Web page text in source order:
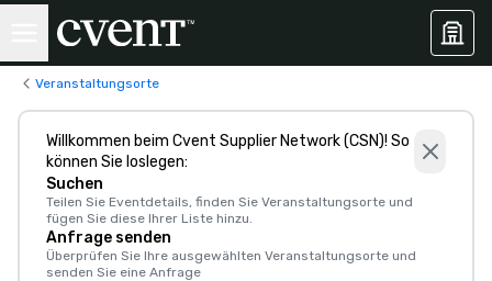
Veranstaltungsorte
Willkommen beim Cvent Supplier Network (CSN)! So
können Sie loslegen:
Suchen
Teilen Sie Eventdetails, finden Sie Veranstaltungsorte und
fügen Sie diese Ihrer Liste hinzu.
Anfrage senden
Überprüfen Sie Ihre ausgewählten Veranstaltungsorte und
senden Sie eine Anfrage